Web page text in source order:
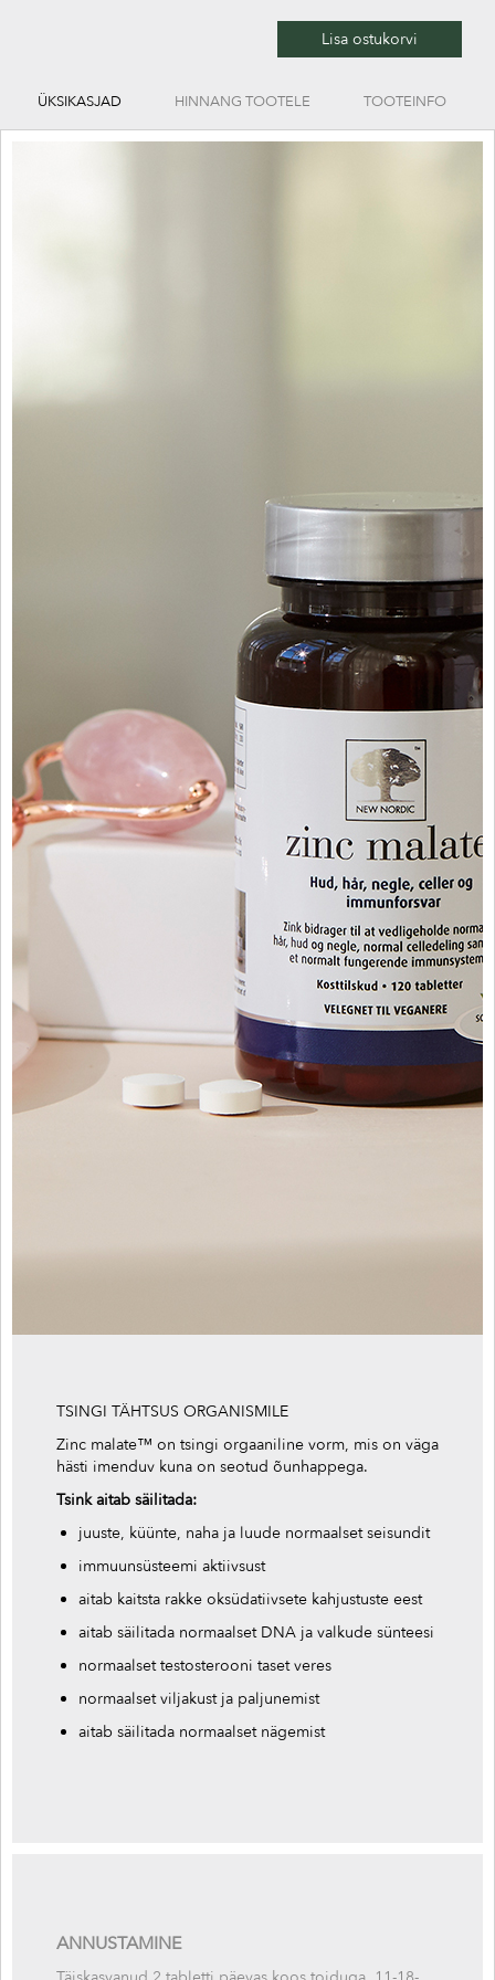
Lisa ostukorvi
ÜKSIKASJAD HINNANG TOOTELE TOOTEINFO
TSINGI TÄHTSUS ORGANISMILE
Zinc malate™ on tsingi orgaaniline vorm, mis on väga
hästi imenduv kuna on seotud õunhappega.
Tsink aitab säilitada:
juuste, küünte, naha ja luude normaalset seisundit
immuunsüsteemi aktiivsust
aitab kaitsta rakke oksüdatiivsete kahjustuste eest
aitab säilitada normaalset DNA ja valkude sünteesi
normaalset testosterooni taset veres
normaalset viljakust ja paljunemist
aitab säilitada normaalset nägemist
ANNUSTAMINE